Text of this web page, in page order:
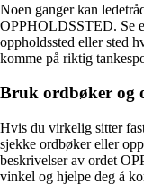
Noen ganger kan
OPPHOLDSSTED. Se
oppholdssted eller sted
komme på riktig
Bruk ordbøker og
Hvis du virkelig sitter
sjekke ordbøker eller
beskrivelser av ordet
vinkel og hjelpe deg å